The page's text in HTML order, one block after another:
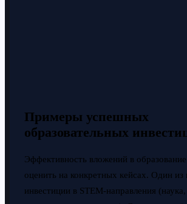
Примеры успешных
образовательных
Эффективность вложений в
оценить на конкретных кейсах. Один
инвестиции в STEM-направления